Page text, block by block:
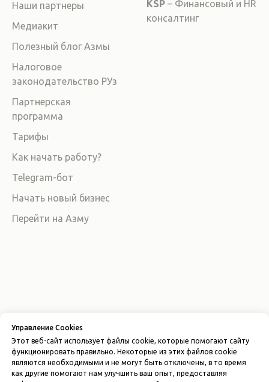
Наши партнеры
Медиакит
Полезный блог Азмы
Налоговое
законодательство РУз
Партнерская
программа
Тарифы
Как начать работу?
Telegram-бот
Начать новый бизнес
Перейти на Азму
KSP – Финансовый и HR
консалтинг
Пользовательское соглашение
Лицензионный договор-оферта
© 2026 ООО "AZMA ACCOUNTING"
ИНН 310677164
Управление Cookies
Этот веб-сайт использует файлы cookie, которые помогают сайту
функционировать правильно. Некоторые из этих файлов cookie
являются необходимыми и не могут быть отключены, в то время
как другие помогают нам улучшить ваш опыт, предоставляя